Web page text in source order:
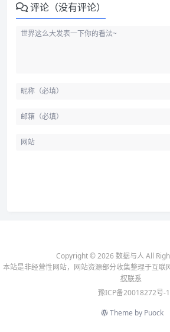
评论（没有评论）
Copyright © 2026 数据与人 All
本站是非经营性网站，网站资源部分收集整理于互联
权联系
豫ICP备20018272号-1
Theme by Puock